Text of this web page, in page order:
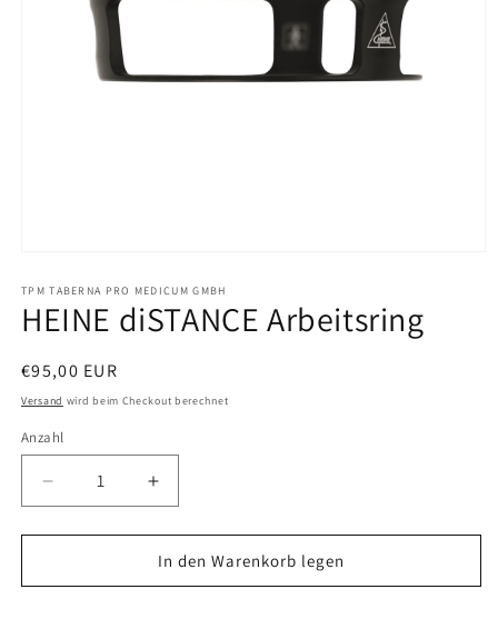
in
Modal
öffnen
TPM TABERNA PRO MEDICUM GMBH
HEINE diSTANCE Arbeitsring
Normaler
Preis
€95,00 EUR
Versand wird beim Checkout berechnet
Anzahl
Verringere
die
Menge
HEINE
Erhöhe
die
Menge
für
HEINE
In den Warenkorb legen